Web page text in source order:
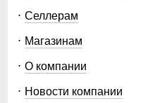
Селлерам
Магазинам
О компании
Новости компании